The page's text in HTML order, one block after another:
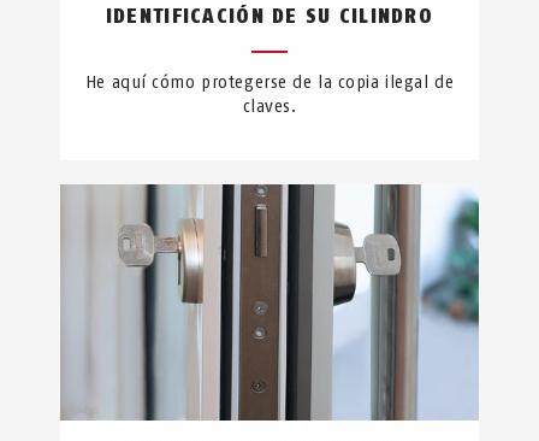
IDENTIFICACIÓN DE SU CILINDRO
He aquí cómo protegerse de la copia ilegal de
claves.